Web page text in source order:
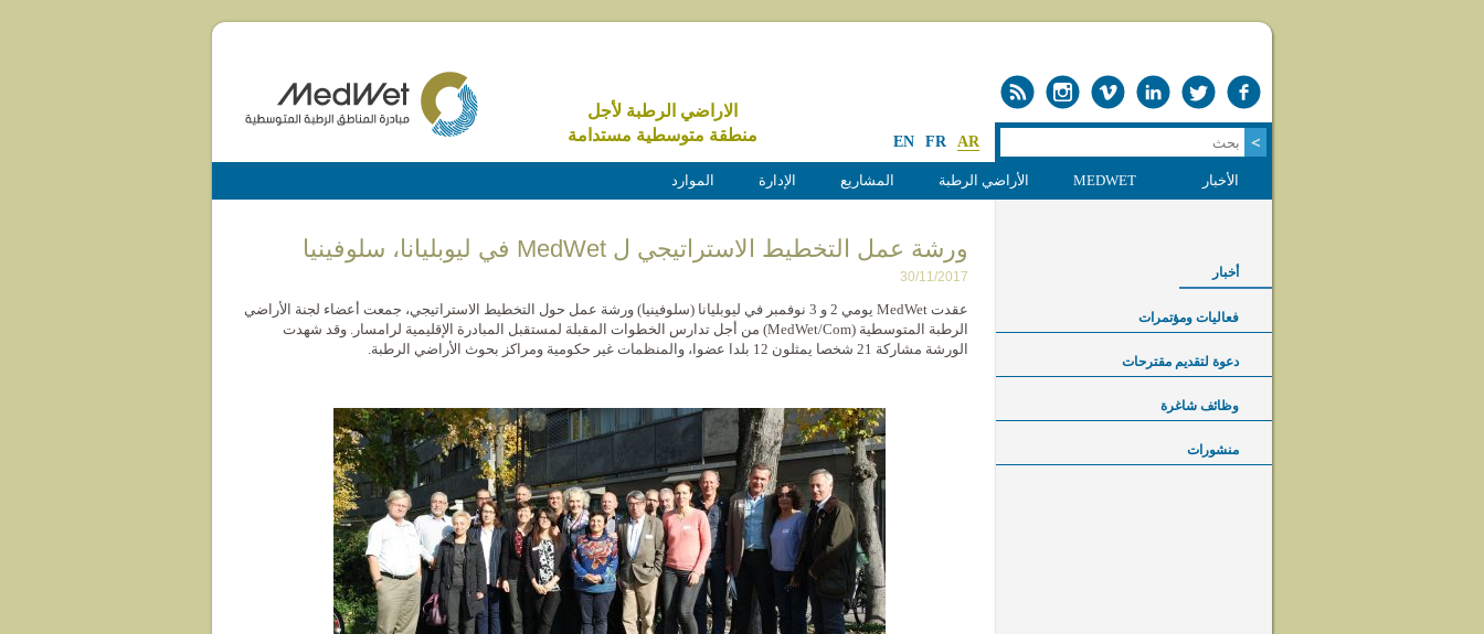
الاراضي الرطبة لأجل
منطقة متوسطية مستدامة
EN FR AR
الأخبار MEDWET الأراضي الرطبة المشاريع الإدارة الموارد
ورشة عمل التخطيط الاستراتيجي ل MedWet في ليوبليانا، سلوفينيا
30/11/2017
عقدت MedWet يومي 2 و 3 نوفمبر في ليوبليانا (سلوفينيا) ورشة عمل حول التخطيط الاستراتيجي، جمعت أعضاء لجنة الأراضي
الرطبة المتوسطية (MedWet/Com) من أجل تدارس الخطوات المقبلة لمستقبل المبادرة الإقليمية لرامسار. وقد شهدت
الورشة مشاركة 21 شخصا يمثلون 12 بلدا عضوا، والمنظمات غير حكومية ومراكز بحوث الأراضي الرطبة.
أخبار
فعاليات ومؤتمرات
دعوة لتقديم مقترحات
وظائف شاغرة
منشورات